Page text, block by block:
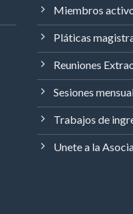
Miembros
Pláticas
Reuniones
Sesiones
Trabajos de
Unete a la